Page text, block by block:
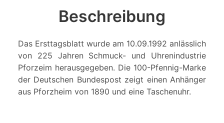
Beschreibung
Das Ersttagsblatt wurde am 10.09.1992 anlässlich
von 225 Jahren Schmuck- und Uhrenindustrie
Pforzeim herausgegeben. Die 100-Pfennig-Marke
der Deutschen Bundespost zeigt einen Anhänger
aus Pforzheim von 1890 und eine Taschenuhr.